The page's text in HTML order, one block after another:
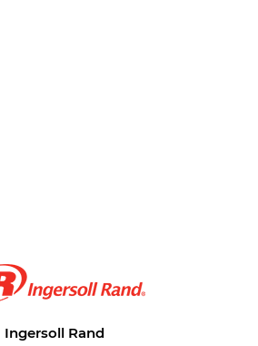
Ingersoll Rand